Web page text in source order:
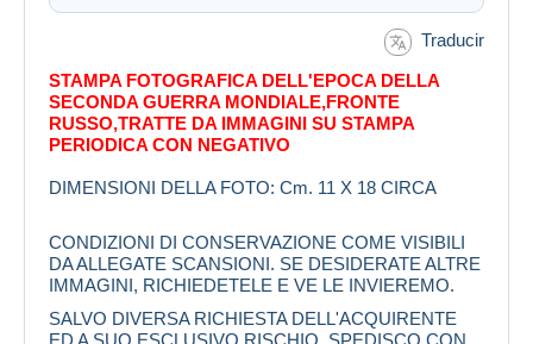
Traducir
STAMPA FOTOGRAFICA DELL'EPOCA DELLA
SECONDA GUERRA MONDIALE,FRONTE
RUSSO,TRATTE DA IMMAGINI SU STAMPA
PERIODICA CON NEGATIVO
DIMENSIONI DELLA FOTO: Cm. 11 X 18 CIRCA
CONDIZIONI DI CONSERVAZIONE COME VISIBILI
DA ALLEGATE SCANSIONI. SE DESIDERATE ALTRE
IMMAGINI, RICHIEDETELE E VE LE INVIEREMO.
SALVO DIVERSA RICHIESTA DELL'ACQUIRENTE
ED A SUO ESCLUSIVO RISCHIO, SPEDISCO CON